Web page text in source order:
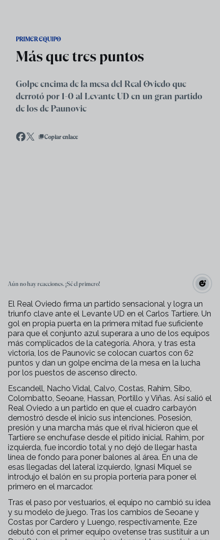
PRIMER EQUIPO
Más que tres puntos
Golpe encima de la mesa del Real Oviedo que
derrotó por 1-0 al Levante UD en un gran partido
de los de Paunovic
Copiar enlace
Aún no hay reacciones. ¡Sé el primero!
El Real Oviedo firma un partido sensacional y logra un
triunfo clave ante el Levante UD en el Carlos Tartiere. Un
gol en propia puerta en la primera mitad fue suficiente
para que el conjunto azul superara a uno de los equipos
más complicados de la categoría. Ahora, y tras esta
victoria, los de Paunovic se colocan cuartos con 62
puntos y dan un golpe encima de la mesa en la lucha
por los puestos de ascenso directo.
Escandell, Nacho Vidal, Calvo, Costas, Rahim, Sibo,
Colombatto, Seoane, Hassan, Portillo y Viñas. Así salió el
Real Oviedo a un partido en que el cuadro carbayón
demostró desde el inicio sus intenciones. Posesión,
presión y una marcha más que el rival hicieron que el
Tartiere se enchufase desde el pitido inicial. Rahim, por
izquierda, fue incordio total y no dejó de llegar hasta
línea de fondo para poner balones al área. En una de
esas llegadas del lateral izquierdo, Ignasi Miquel se
introdujo el balón en su propia portería para poner el
primero en el marcador.
Tras el paso por vestuarios, el equipo no cambió su idea
y su modelo de juego. Tras los cambios de Seoane y
Costas por Cardero y Luengo, respectivamente, Eze
debutó con el primer equipo ovetense tras sustituir a un